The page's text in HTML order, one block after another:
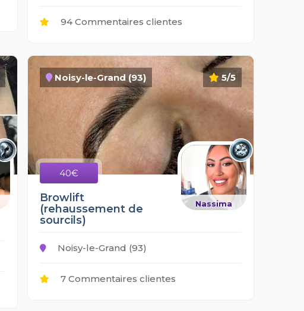
94 Commentaires clientes
5/5
Noisy-le-Grand (93)
40€
Nassima
Browlift
(rehaussement de
sourcils)
Noisy-le-Grand (93)
7 Commentaires clientes